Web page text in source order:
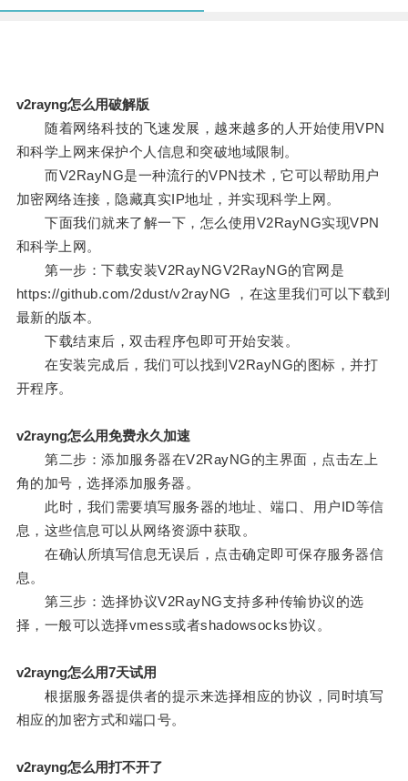
v2rayng怎么用破解版
随着网络科技的飞速发展，越来越多的人开始使用VPN
和科学上网来保护个人信息和突破地域限制。
而V2RayNG是一种流行的VPN技术，它可以帮助用户
加密网络连接，隐藏真实IP地址，并实现科学上网。
下面我们就来了解一下，怎么使用V2RayNG实现VPN
和科学上网。
第一步：下载安装V2RayNGV2RayNG的官网是
https://github.com/2dust/v2rayNG ，在这里我们可以下载到
最新的版本。
下载结束后，双击程序包即可开始安装。
在安装完成后，我们可以找到V2RayNG的图标，并打
开程序。
v2rayng怎么用免费永久加速
第二步：添加服务器在V2RayNG的主界面，点击左上
角的加号，选择添加服务器。
此时，我们需要填写服务器的地址、端口、用户ID等信
息，这些信息可以从网络资源中获取。
在确认所填写信息无误后，点击确定即可保存服务器信
息。
第三步：选择协议V2RayNG支持多种传输协议的选
择，一般可以选择vmess或者shadowsocks协议。
v2rayng怎么用7天试用
根据服务器提供者的提示来选择相应的协议，同时填写
相应的加密方式和端口号。
v2rayng怎么用打不开了